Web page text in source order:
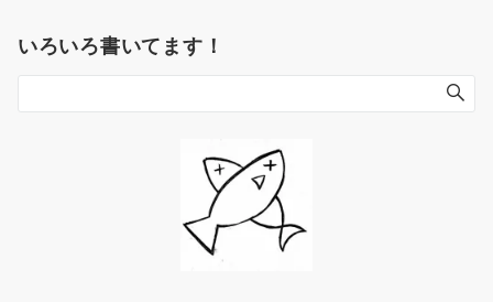
いろいろ書いてます！